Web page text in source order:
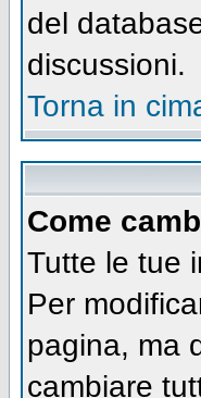
del
discussioni.
Torna in
Come
Tutte le tue
Per
pagina, ma
cambiare